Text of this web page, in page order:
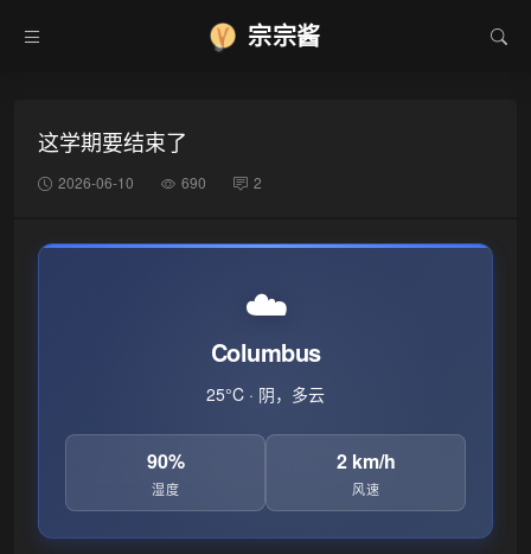
宗宗酱
这学期要结束了
2026-06-10 690 2
☁️
Columbus
25°C · 阴，多云
90%
湿度
2 km/h
风速